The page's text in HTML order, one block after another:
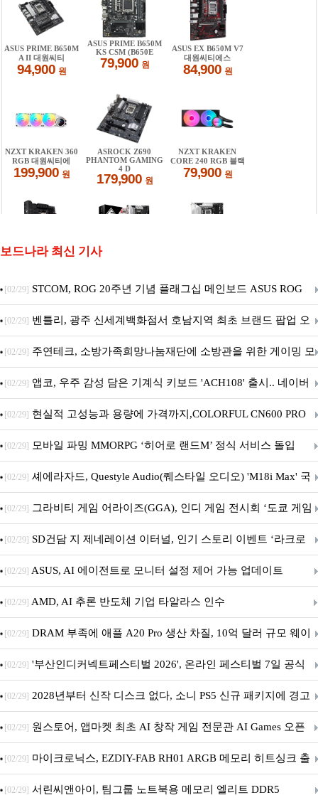
보드나라 최신 기사
[02/29] STCOM, ROG 20주년 기념 플래그십 메인보드 ASUS ROG
Crosshair X870E EDITION 20 국내 출시 예정
[02/29] 벤틀리, 광주 신세계백화점서 호남지역 최초 브랜드 팝업 오
픈
[02/29] 주연테크, 소방가족희망나눔재단에 소방관을 위한 게이밍 모
니터·스마트 펫 침대 기부
[02/29] 앱코, 우주 감성 담은 기계식 키보드 'ACH108' 출시.. 네이버
브랜드데이 기획전 진행
[02/29] 현실적 고성능과 용량에 가격까지,COLORFUL CN600 PRO
M.2 NVMe 디앤디컴 1TB
[02/29] 모바일 파밍 MMORPG ‘히어로 랜드M’ 정식 서비스 돌입
[02/29] 셰에라자드, Questyle Audio(퀘스타일 오디오) 'M18i Max' 국
내 정식 출시
[02/29] 그라비티 게임 어라이즈(GGA), 인디 게임 전시회 ‘도쿄 게임
던전 13’ 참가!
[02/29] SD건담 지 제네레이션 이터널, 인기 스토리 이벤트 ‘라크로
아의 용사’ 재개최 및 풍성한 기념 이벤트 실시!
[02/29] ASUS, AI 에이전트로 모니터 설정 제어 가능 업데이트
[02/29] AMD, AI 추론 반도체 기업 타알라스 인수
[02/29] DRAM 부족에 애플 A20 Pro 생산 차질, 10억 달러 규모 웨이
퍼 대기
[02/29] '부산인디커넥트페스티벌 2026', 온라인 페스티벌 7일 공식
개막... 22일간 진행
[02/29] 2028년부터 신작 디스크 없다, 소니 PS5 신규 패키지에 경고
문 추가
[02/29] 원스토어, 앱마켓 최초 AI 창작 게임 전문관 AI Games 오픈
[02/29] 마이크로닉스, EZDIY-FAB RH01 ARGB 메모리 히트싱크 출
시
[02/29] 서린씨앤아이, 팀그룹 노트북용 메모리 엘리트 DDR5